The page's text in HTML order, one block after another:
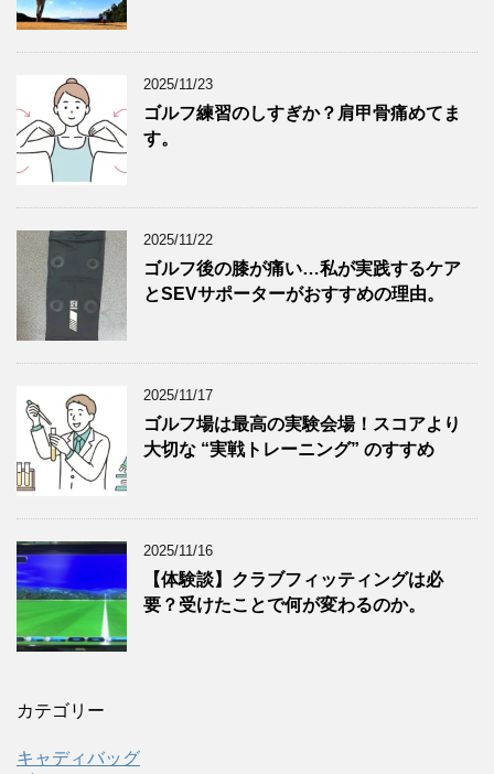
2025/11/23
ゴルフ練習のしすぎか？肩甲骨痛めてま
す。
2025/11/22
ゴルフ後の膝が痛い…私が実践するケア
とSEVサポーターがおすすめの理由。
2025/11/17
ゴルフ場は最高の実験会場！スコアより
大切な “実戦トレーニング” のすすめ
2025/11/16
【体験談】クラブフィッティングは必
要？受けたことで何が変わるのか。
カテゴリー
キャディバッグ